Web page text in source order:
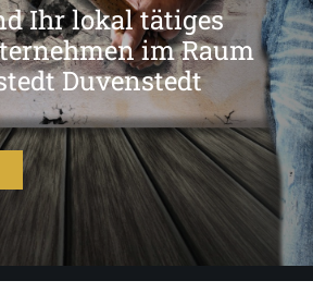
Ihr lokal tätiges
im Raum
Duvenstedt